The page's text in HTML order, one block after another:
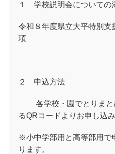
１ 学校説明会についての
令和８年度県立大平特別
項
２ 申込方法
各学校・園でとりまと
るQRコードよりお申し込
※小中学部用と高等部用で
ります。